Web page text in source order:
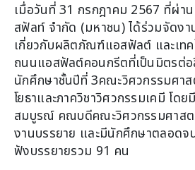
เมื่อวันที่ 31 กรกฎาคม 2567 ที่ผ่า
สฟัลท์ จำกัด (มหาชน) ได้ร่วมจัดงา
เกี่ยวกับผลิตภัณฑ์แอสฟัลต์ และเทค
ถนนแอสฟัลต์คอนกรีตที่เป็นมิตรต่
นักศึกษาชั้นปีที่ 3คณะวิศวกรรมศาส
โยธาและภาควิชาวิศวกรรมเคมี โ
สมบูรณ์ คณบดีคณะวิศวกรรมศาสต
งานบรรยาย และมีนักศึกษาตลอดจ
ฟังบรรยายรวม 91 คน